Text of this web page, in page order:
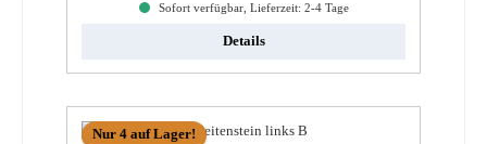
Sofort verfügbar, Lieferzeit: 2-4 Tage
Details
Nur 4 auf Lager!